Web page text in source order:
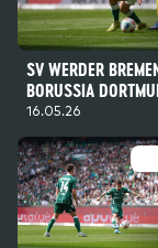
SV WERDER
BORUSSIA
16.05.26